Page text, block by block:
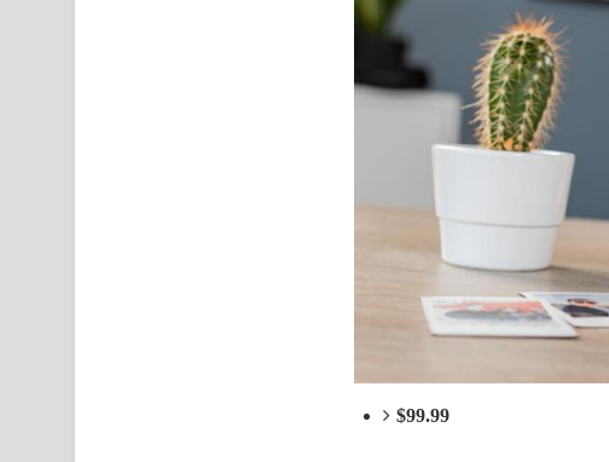
Mathaka Parana Song Lyrics - මතක පාරනා ගීතයේ පද පෙළ
Nimnadhen Song Lyrics - නිම්නාදෙන් ගීතයේ පද පෙළ
$99.99